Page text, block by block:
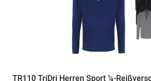
g/m²Materialzusammensetzung: 100%
TR110 TriDri Herren Sport ¼-